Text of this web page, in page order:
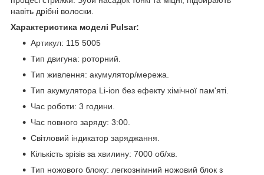
навіть дрібні волоски.
Характеристика моделі Pulsar:
Артикул: 115 5005
Тип двигуна: роторний.
Тип живлення: акумулятор/мережа.
Тип акумулятора Li-ion без ефекту хімічної пам'яті.
Час роботи: 3 години.
Час повного заряду: 3:00.
Світловий індикатор заряджання.
Кількість зрізів за хвилину: 7000 об/хв.
Тип ножового блоку: легкознімний ножовий блок з